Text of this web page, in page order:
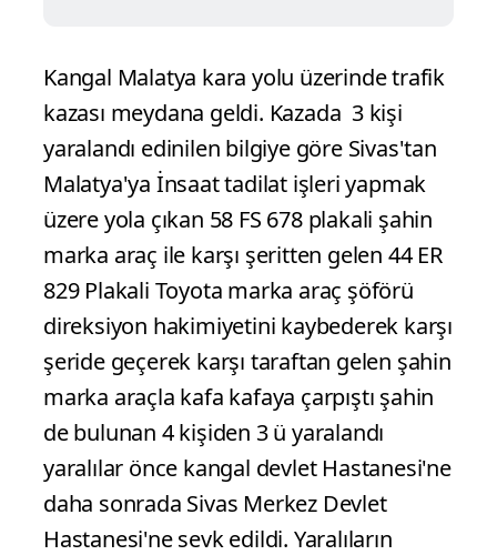
Kangal Malatya kara yolu üzerinde trafik
kazası meydana geldi. Kazada 3 kişi
yaralandı edinilen bilgiye göre Sivas'tan
Malatya'ya İnsaat tadilat işleri yapmak
üzere yola çıkan 58 FS 678 plakali şahin
marka araç ile karşı şeritten gelen 44 ER
829 Plakali Toyota marka araç şöförü
direksiyon hakimiyetini kaybederek karşı
şeride geçerek karşı taraftan gelen şahin
marka araçla kafa kafaya çarpıştı şahin
de bulunan 4 kişiden 3 ü yaralandı
yaralılar önce kangal devlet Hastanesi'ne
daha sonrada Sivas Merkez Devlet
Hastanesi'ne sevk edildi. Yaralıların